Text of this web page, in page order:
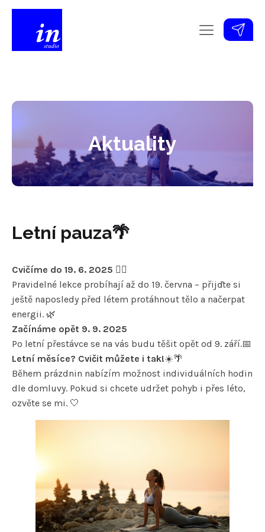
Aktuality
Letní pauza🌴
Cvičíme do 19. 6. 2025 🧘‍♀️
Pravidelné lekce probíhají až do 19. června – přijďte si
ještě naposledy před létem protáhnout tělo a načerpat
energii. 🌿
Začínáme opět 9. 9. 2025
Po letní přestávce se na vás budu těšit opět od 9. září.📅
Letní měsíce? Cvičit můžete i tak!☀️🌴
Během prázdnin nabízím možnost individuálních hodin
dle domluvy. Pokud si chcete udržet pohyb i přes léto,
ozvěte se mi. 🤍